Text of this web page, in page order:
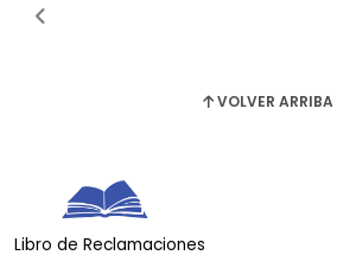
VOLVER ARRIBA
Libro de Reclamaciones